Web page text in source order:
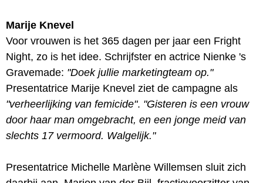
Marije Knevel
Voor vrouwen is het 365 dagen per jaar een Fright
Night, zo is het idee. Schrijfster en actrice Nienke 's
Gravemade: "Doek jullie marketingteam op."
Presentatrice Marije Knevel ziet de campagne als
"verheerlijking van femicide". "Gisteren is een vrouw
door haar man omgebracht, en een jonge meid van
slechts 17 vermoord. Walgelijk."
Presentatrice Michelle Marlène Willemsen sluit zich